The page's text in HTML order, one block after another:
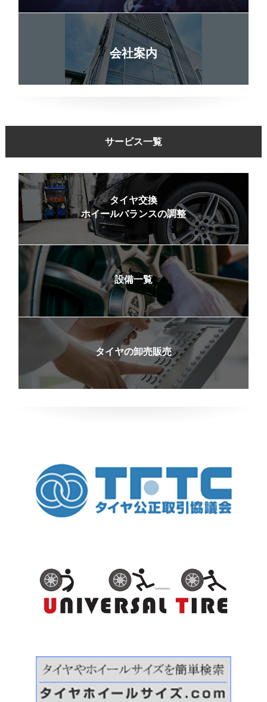
会社案内
サービス一覧
タイヤ交換
ホイールバランスの調整
設備一覧
タイヤの卸売販売